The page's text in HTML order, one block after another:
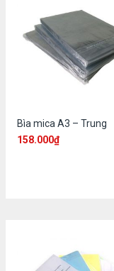
Bìa mica A3 – Trung
158.000₫